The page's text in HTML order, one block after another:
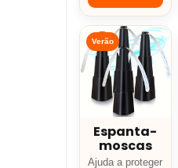
Verão
Espanta-
moscas
Ajuda a proteger